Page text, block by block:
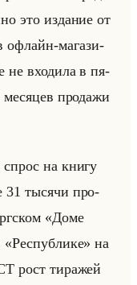
это из­да­ние от
офлайн-ма­га­зи­
не вхо­ди­ла в пя­
ме­ся­цев про­да­жи
на книгу
31 ты­ся­чи про­
«Доме
на
рост ти­ра­жей